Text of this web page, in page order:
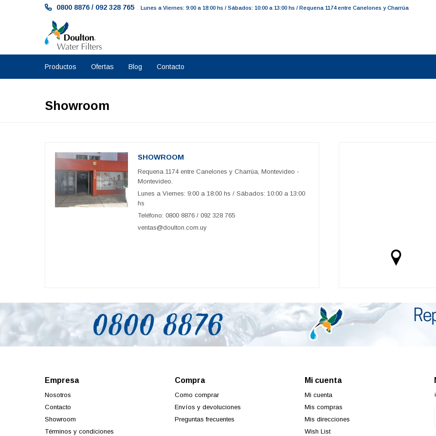
Productos Ofertas Blog Contacto
0800 8876 / 092 328 765 Lunes a Viernes: 9:00 a 18:00 hs / Sábados: 10:00 a 13:00 hs / Requena 1174 entre Canelones y Charrúa
Showroom
SHOWROOM
Requena 1174 entre Canelones y Charrúa, Montevideo -
Montevideo.
Lunes a Viernes: 9:00 a 18:00 hs / Sábados: 10:00 a 13:00
hs
Teléfono: 0800 8876 / 092 328 765
ventas@doulton.com.uy
Empresa
Nosotros
Contacto
Showroom
Términos y condiciones
Compra
Como comprar
Envíos y devoluciones
Preguntas frecuentes
Mi cuenta
Mi cuenta
Mis compras
Mis direcciones
Wish List